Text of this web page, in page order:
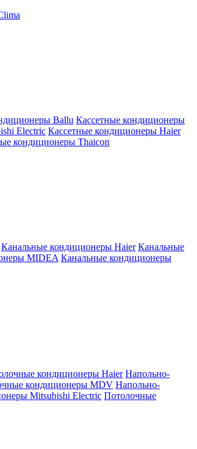
Ballu Кассетные кондиционеры
Electric Кассетные кондиционеры Haier
кондиционеры Thaicon
Канальные кондиционеры Haier Канальные
MIDEA Канальные кондиционеры
кондиционеры Haier Напольно-
кондиционеры MDV Напольно-
Mitsubishi Electric Потолочные